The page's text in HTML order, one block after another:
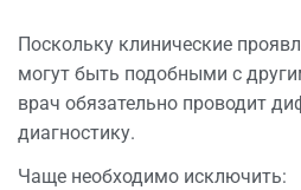
Поскольку клинические
могут быть подобными с
врач обязательно проводит
диагностику.
Чаще необходимо исключить: